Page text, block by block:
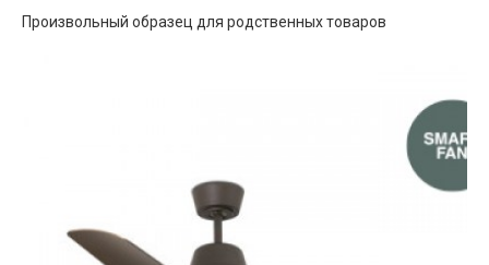
Произвольный образец для родственных товаров